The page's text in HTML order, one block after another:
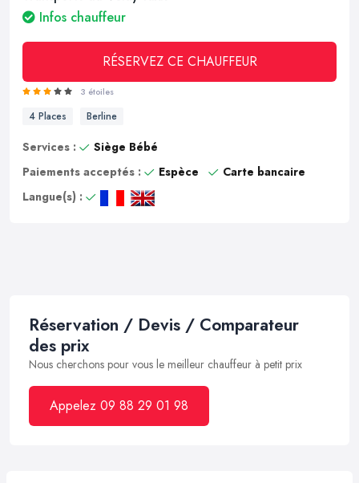
Infos chauffeur
RÉSERVEZ CE CHAUFFEUR
3 étoiles
4 Places Berline
Services :
Siège Bébé
Paiements acceptés :
Espèce
Carte bancaire
Langue(s) :
Réservation / Devis / Comparateur
des prix
Nous cherchons pour vous le meilleur chauffeur à petit prix
Appelez 09 88 29 01 98